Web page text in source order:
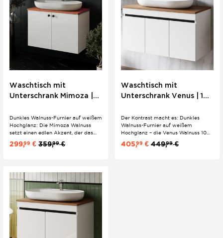
Waschtisch mit
Unterschrank Mimoza |
| Knopfgriffe
Dunkles Walnuss-Furnier auf weißem
Hochglanz: Die Mimoza Walnuss
setzt einen edlen Akzent, der das
bewusst bricht. Mit ovalem Keramik-
moderne...
299,99 € 359,99€
Waschtisch mit
Unterschrank Venus | 100
Walnuss
Der Kontrast macht es: Dunkles
Walnuss-Furnier auf weißem
Hochglanz – die Venus Walnuss 100
das klassisch Helle. Ovales Keramik-
405,99 € 449,99€